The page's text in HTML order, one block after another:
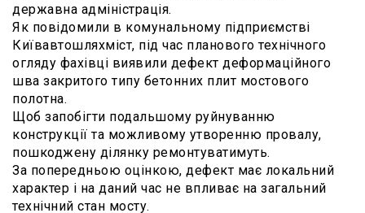
державна адміністрація.
Як повідомили в комунальному підприємстві
Київавтошляхміст, під час планового технічного
огляду фахівці виявили дефект деформаційного
шва закритого типу бетонних плит мостового
полотна.
Щоб запобігти подальшому руйнуванню
конструкції та можливому утворенню провалу,
пошкоджену ділянку ремонтуватимуть.
За попередньою оцінкою, дефект має локальний
характер і на даний час не впливає на загальний
технічний стан мосту.